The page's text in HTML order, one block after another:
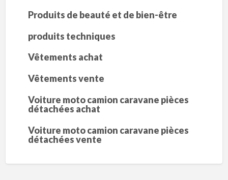
Produits de beauté et de bien-être
produits techniques
Vêtements achat
Vêtements vente
Voiture moto camion caravane pièces
détachées achat
Voiture moto camion caravane pièces
détachées vente